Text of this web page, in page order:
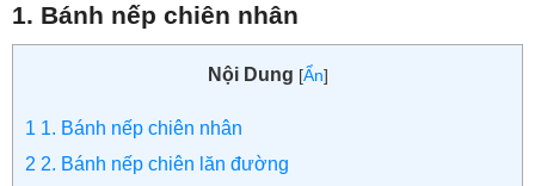
1. Bánh nếp chiên nhân
Nội Dung [Ẩn]
1 1. Bánh nếp chiên nhân
2 2. Bánh nếp chiên lăn đường